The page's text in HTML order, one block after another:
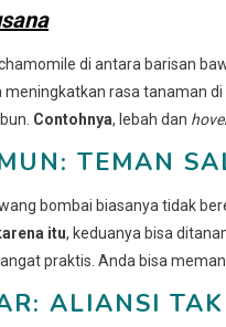
di antara barisan
rasa tanaman
Contohnya, lebah dan
TEMAN
bombai biasanya tidak
itu, keduanya bisa
praktis. Anda bisa
ALIANSI